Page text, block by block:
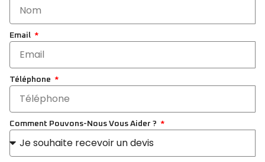
Email
Téléphone
Comment Pouvons-Nous Vous Aider ?